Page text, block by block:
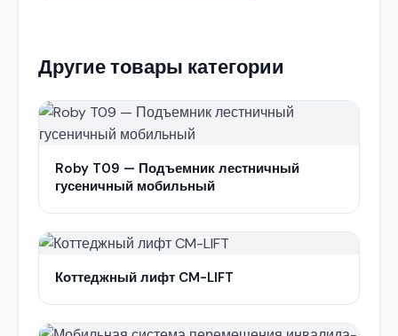
Другие товары категории
Roby T09 — Подъемник лестничный
гусеничный мобильный
Коттеджный лифт CM-LIFT